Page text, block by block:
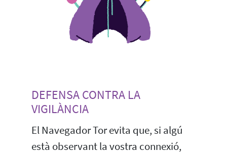
DEFENSA CONTRA LA
VIGILÀNCIA
El Navegador Tor evita que, si algú
està observant la vostra connexió,